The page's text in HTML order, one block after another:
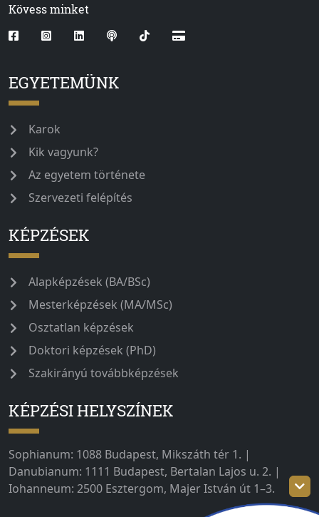
Kövess minket
EGYETEMÜNK
Karok
Kik vagyunk?
Az egyetem története
Szervezeti felépítés
KÉPZÉSEK
Alapképzések (BA/BSc)
Mesterképzések (MA/MSc)
Osztatlan képzések
Doktori képzések (PhD)
Szakirányú továbbképzések
KÉPZÉSI HELYSZÍNEK
Sophianum: 1088 Budapest, Mikszáth tér 1. |
Danubianum: 1111 Budapest, Bertalan Lajos u. 2. |
Iohanneum: 2500 Esztergom, Majer István út 1–3.